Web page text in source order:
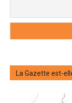
La Gazette est-